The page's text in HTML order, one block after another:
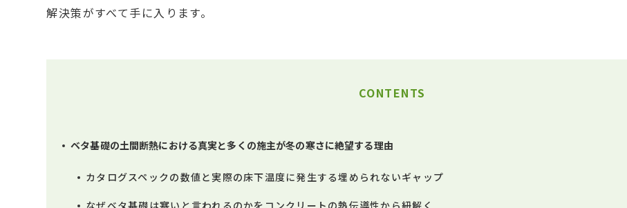
解決策がすべて手に入ります。
CONTENTS
ベタ基礎の土間断熱における真実と多くの施主が冬の寒さに絶望する理由
カタログスペックの数値と実際の床下温度に発生する埋められないギャップ
なぜベタ基礎は寒いと言われるのかをコンクリートの熱伝導性から紐解く